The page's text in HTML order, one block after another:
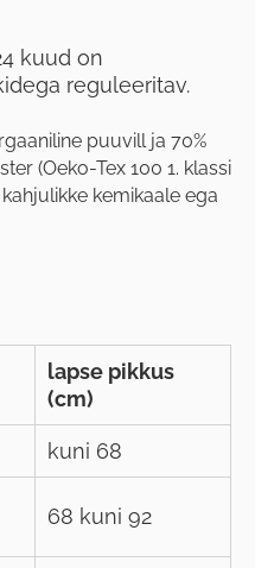
kuud on
reguleeritav.
puuvill ja 70%
(Oeko-Tex 100 1. klassi
kemikaale ega
lapse pikkus
(cm)
kuni 68
68 kuni 92